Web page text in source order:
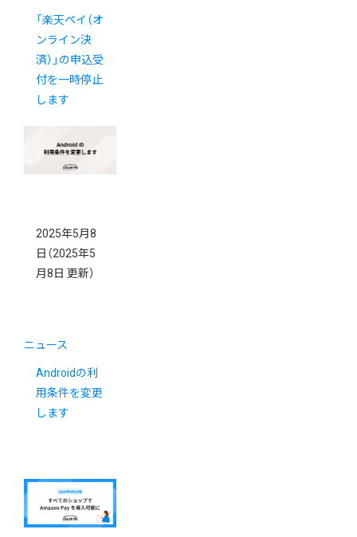
「楽天ペイ（オ
ンライン決
済）」の申込受
付を一時停止
します
2025年5月8
日 （2025年5
月8日 更新）
ニュース
Androidの利
用条件を変更
します